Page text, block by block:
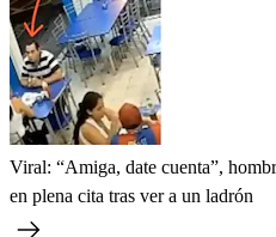
Viral: “Amiga, date cuenta”,
en plena cita tras ver a un ladrón